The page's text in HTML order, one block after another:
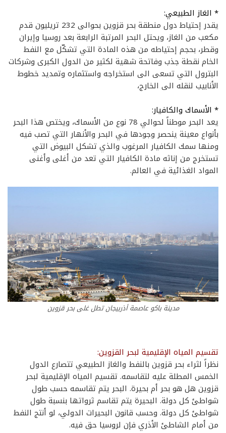
* الغاز الطبيعي:
يقدر إحتياط دول منطقة بحر قزوين بحوالى 232 تريليون قدم
مكعب من الغاز، ويحتل البحر المرتبة الرابعة بعد روسيا وإيران
وقطر، بحجم إحتياطه من هذه المادة التي تشكّل مع النفط
الخام نقطة جذب وفاتحة شهية لكثير من الدول الكبرى وشركات
البترول التي تسعى الى استخراجه واستثماره وتمديد خطوط
الأنابيب لنقله الى الخارج،
* الأسماك والكافيار:
يعد البحر موطناً لحوالي 78 نوع من الأسماك، ويختص هذا البحر
بأنواع معينة ينحصر وجودها في البحر والأنهار التي تصب فيه
ومنها سمك الكافيار المرغوب والذي تشكل البيوض التي
تستخرج من إناثه مادة الكافيار التي تعد من أغلى وأغنى
المواد الغذائية في العالم.
مدينة باكو عاصمة أذربيجان تطل غلى بحر قزوين
تقسيم المياه الإقليمية لبحر القزوين:
نظراً لثراء بحر قزوين بالنفط والغاز الطبيعي تتصارع الدول
الخمس المطلة عليه لتقاسمه. تقسيم المياه الإقليمية لبحر
قزوين هل هو بحر أم بحيرة. البحر يتم تقاسمه حسب طول
شواطئ كل دولة. البحيرة يتم تقاسم ثرواتها بنسبة طول
شواطئ كل دولة. وحسب قانون البحيرات الدولي، لو أنتج النفط
من أمام الشاطئ الأذري فإن لروسيا حق فيه.